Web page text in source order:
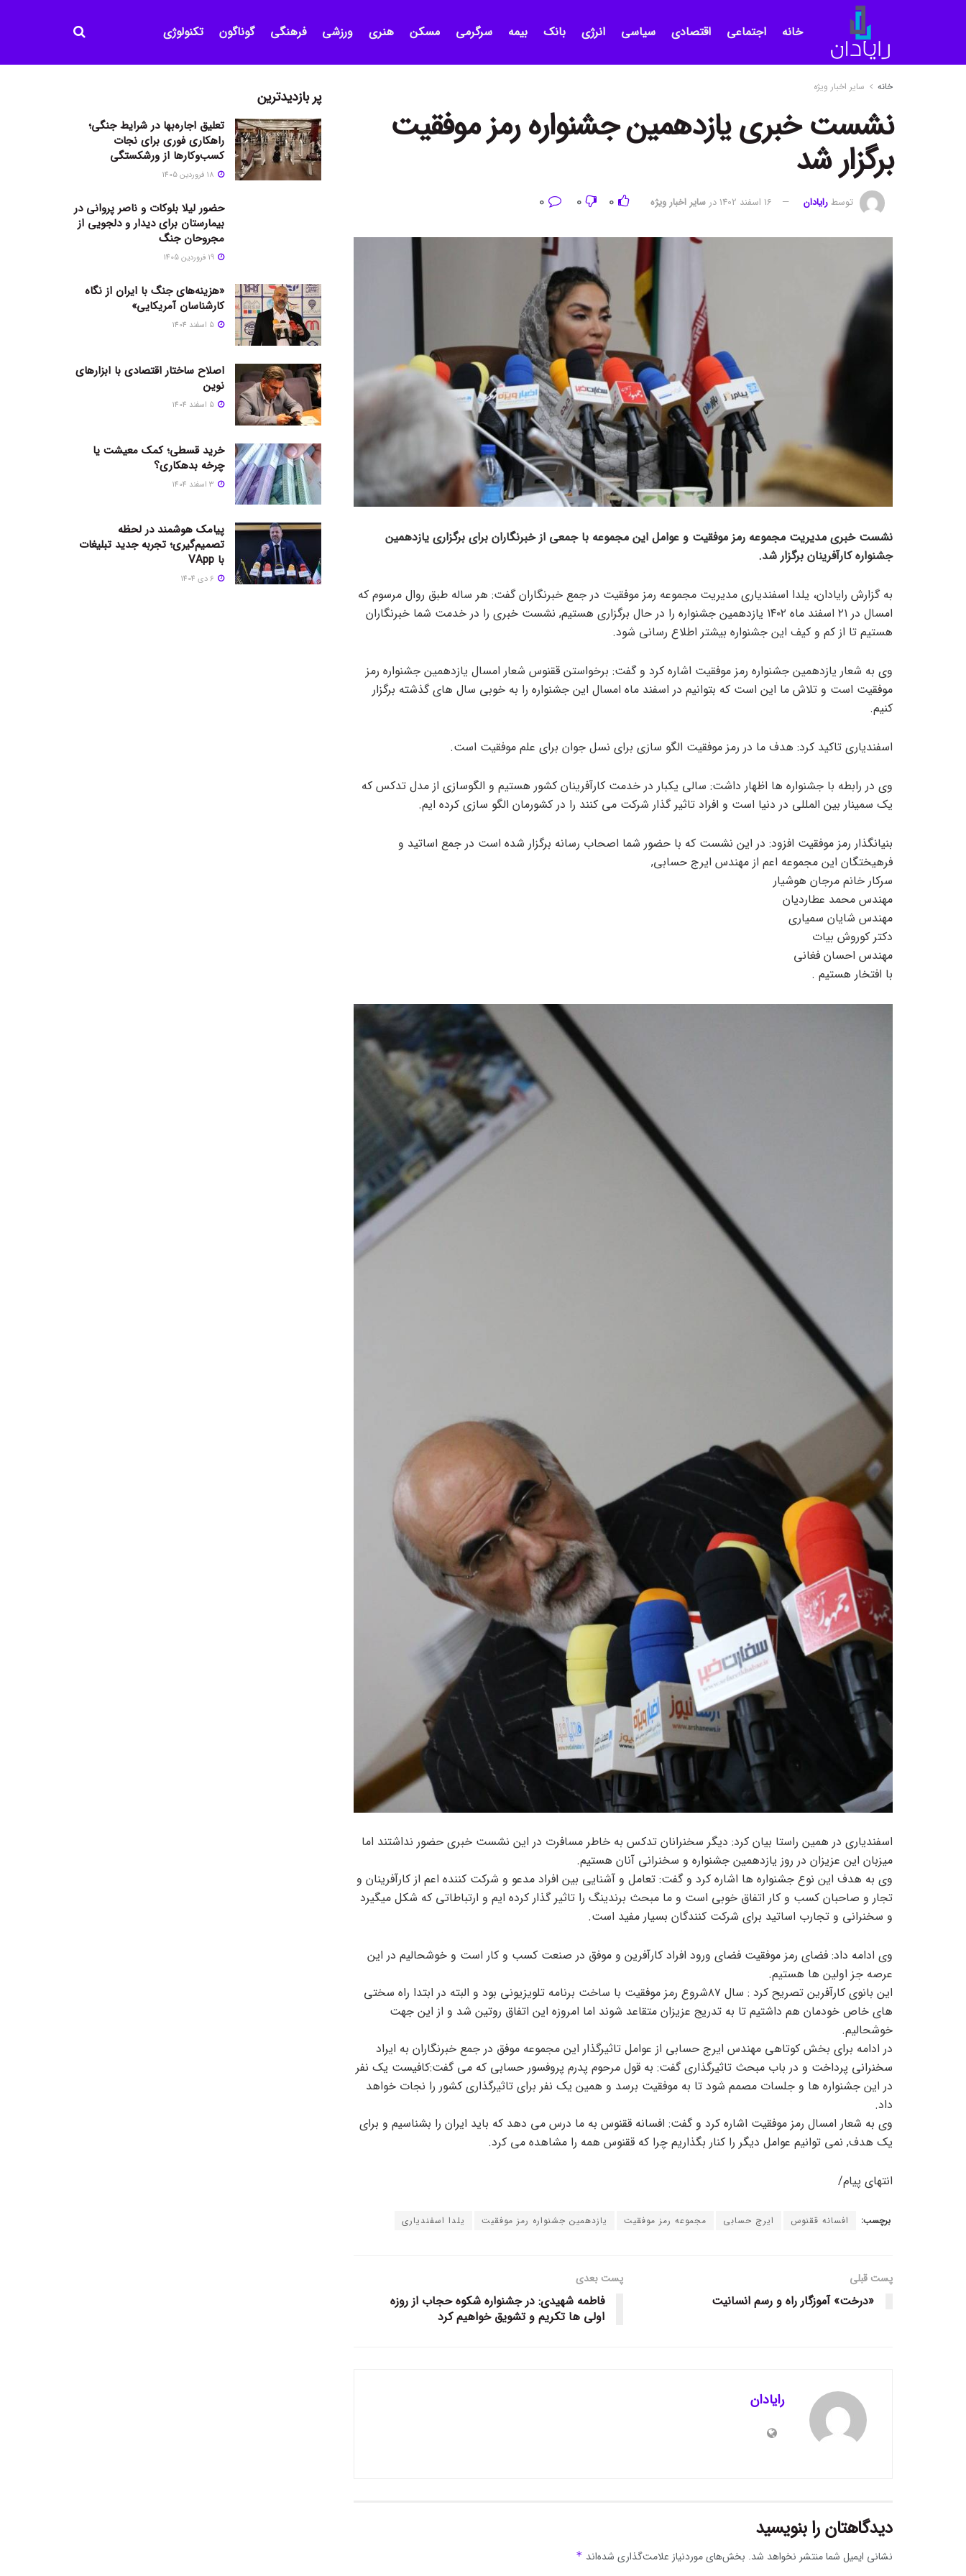
خانه اجتماعی اقتصادی سیاسی انرژی بانک بیمه سرگرمی مسکن هنری ورزشی فرهنگی گوناگون تکنولوژی
خانه سایر اخبار ویژه
نشست خبری یازدهمین جشنواره رمز موفقیت
برگزار شد
توسطرایادان 16 اسفند 1402 در سایر اخبار ویژه 0
0
نشست خبری مدیریت مجموعه رمز موفقیت و عوامل این مجموعه با جمعی از خبرنگاران برای برگزاری یازدهمین
جشنواره کارآفرینان برگزار شد.
به گزارش رایادان، یلدا اسفندیاری مدیریت مجموعه رمز موفقیت در جمع خبرنگاران گفت: هر ساله طبق روال مرسوم که
امسال در ۲۱ اسفند ماه ۱۴۰۲ یازدهمین جشنواره را در حال برگزاری هستیم, نشست خبری را در خدمت شما خبرنگاران
هستیم تا از کم و کیف این جشنواره بیشتر اطلاع رسانی شود.
وی به شعار یازدهمین جشنواره رمز موفقیت اشاره کرد و گفت: برخواستن ققنوس شعار امسال یازدهمین جشنواره رمز
موفقیت است و تلاش ما این است که بتوانیم در اسفند ماه امسال این جشنواره را به خوبی سال های گذشته برگزار
کنیم.
اسفندیاری تاکید کرد: هدف ما در رمز موفقیت الگو سازی برای نسل جوان برای علم موفقیت است.
وی در رابطه با جشنواره ها اظهار داشت: سالی یکبار در خدمت کارآفرینان کشور هستیم و الگوسازی از مدل تدکس که
یک سمینار بین المللی در دنیا است و افراد تاثیر گذار شرکت می کنند را در کشورمان الگو سازی کرده ایم.
بنیانگذار رمز موفقیت افزود: در این نشست که با حضور شما اصحاب رسانه برگزار شده است در جمع اساتید و
فرهیختگان این مجموعه اعم از مهندس ایرج حسابی,
سرکار خانم مرجان هوشیار
مهندس محمد عطاردیان
مهندس شایان سمیاری
دکتر کوروش بیات
مهندس احسان فغانی
با افتخار هستیم .
اسفندیاری در همین راستا بیان کرد: دیگر سخنرانان تدکس به خاطر مسافرت در این نشست خبری حضور نداشتند اما
میزبان این عزیزان در روز یازدهمین جشنواره و سخنرانی آنان هستیم.
وی به هدف این نوع جشنواره ها اشاره کرد و گفت: تعامل و آشنایی بین افراد مدعو و شرکت کننده اعم از کارآفرینان و
تجار و صاحبان کسب و کار اتفاق خوبی است و ما مبحث برندینگ را تاثیر گذار کرده ایم و ارتباطاتی که شکل میگیرد
و سخنرانی و تجارب اساتید برای شرکت کنندگان بسیار مفید است.
وی ادامه داد: فضای رمز موفقیت فضای ورود افراد کارآفرین و موفق در صنعت کسب و کار است و خوشحالیم در این
عرصه جز اولین ها هستیم.
این بانوی کارآفرین تصریح کرد : سال ۸۷شروع رمز موفقیت با ساخت برنامه تلویزیونی بود و البته در ابتدا راه سختی
های خاص خودمان هم داشتیم تا به تدریج عزیزان متقاعد شوند اما امروزه این اتفاق روتین شد و از این جهت
خوشحالیم.
در ادامه برای بخش کوتاهی مهندس ایرج حسابی از عوامل تاثیرگذار این مجموعه موفق در جمع خبرنگاران به ایراد
سخنرانی پرداخت و در باب مبحث تاثیرگذاری گفت: به قول مرحوم پدرم پروفسور حسابی که می گفت:کافیست یک نفر
در این جشنواره ها و جلسات مصمم شود تا به موفقیت برسد و همین یک نفر برای تاثیرگذاری کشور را نجات خواهد
داد.
وی به شعار امسال رمز موفقیت اشاره کرد و گفت: افسانه ققنوس به ما درس می دهد که باید ایران را بشناسیم و برای
یک هدف, نمی توانیم عوامل دیگر را کنار بگذاریم چرا که ققنوس همه را مشاهده می کرد.
انتهای پیام/
برچسب: افسانه ققنوس ایرج حسابی مجموعه رمز موفقیت یازدهمین جشنواره رمز موفقیت یلدا اسفندیاری
پست قبلی
«درخت» آموزگار راه و رسم انسانیت
پست بعدی
فاطمه شهیدی: در جشنواره شکوه حجاب از روزه
اولی ها تکریم و تشویق خواهیم کرد
رایادان
دیدگاهتان را بنویسید
نشانی ایمیل شما منتشر نخواهد شد. بخش‌های موردنیاز علامت‌گذاری شده‌اند *
پر بازدیدترین
تعلیق اجاره‌بها در شرایط جنگی؛
راهکاری فوری برای نجات
کسب‌وکارها از ورشکستگی
حضور لیلا بلوکات و ناصر پروانی در
بیمارستان برای دیدار و دلجویی از
مجروحان جنگ
«هزینه‌های جنگ با ایران از نگاه
کارشناسان آمریکایی»
اصلاح ساختار اقتصادی با ابزارهای
نوین
خرید قسطی؛ کمک معیشت یا
چرخه بدهکاری؟
پیامک هوشمند در لحظه
تصمیم‌گیری؛ تجربه جدید تبلیغات
با VApp